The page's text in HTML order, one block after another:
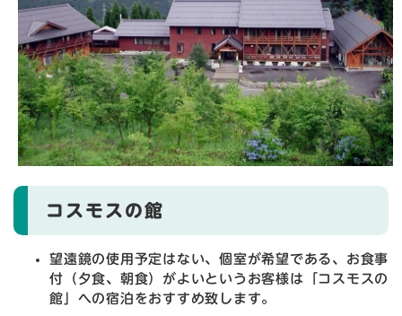
コスモスの館
望遠鏡の使用予定はない、個室が希望である、お食事
付（夕食、朝食）がよいというお客様は「コスモスの
館」への宿泊をおすすめ致します。